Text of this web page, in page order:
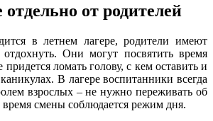
от родителей
в летнем лагере, родители имеют
Они могут посвятить время
ломать голову, с кем оставить и
В лагере воспитанники всегда
взрослых – не нужно переживать об
смены соблюдается режим дня.